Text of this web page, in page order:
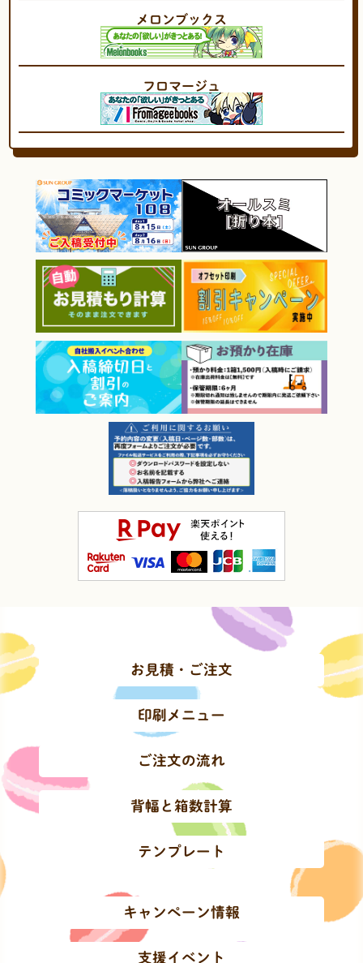
メロンブックス
フロマージュ
お見積・ご注文
印刷メニュー
ご注文の流れ
背幅と箱数計算
テンプレート
キャンペーン情報
支援イベント